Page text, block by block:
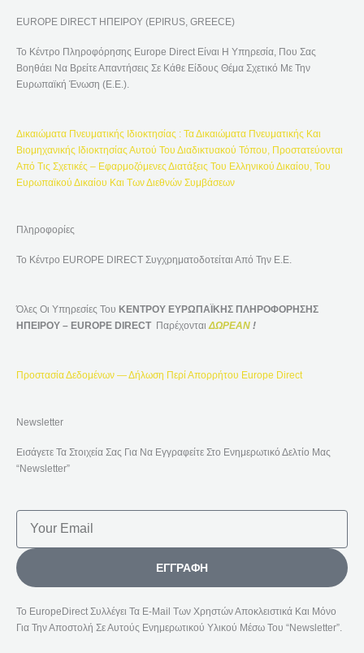
Τ
Σ
Η
Α
EUROPE DIRECT ΗΠΕΙΡΟΥ (EPIRUS, GREECE)
Το Κέντρο Πληροφόρησης Europe Direct Είναι Η Υπηρεσία, Που Σας
Βοηθάει Να Βρείτε Απαντήσεις Σε Κάθε Είδους Θέμα Σχετικό Με Την
Ευρωπαϊκή Ένωση (Ε.Ε.).
Δικαιώματα Πνευματικής Ιδιοκτησίας : Τα Δικαιώματα Πνευματικής Και
Βιομηχανικής Ιδιοκτησίας Αυτού Του Διαδικτυακού Τόπου, Προστατεύονται
Από Τις Σχετικές – Εφαρμοζόμενες Διατάξεις Του Ελληνικού Δικαίου, Του
Ευρωπαϊκού Δικαίου Και Των Διεθνών Συμβάσεων
Πληροφορίες
Το Κέντρο EUROPE DIRECT Συγχρηματοδοτείται Από Την Ε.Ε.
Όλες Οι Υπηρεσίες Του ΚΕΝΤΡΟΥ ΕΥΡΩΠΑΪΚΗΣ ΠΛΗΡΟΦΟΡΗΣΗΣ
ΗΠΕΙΡΟΥ – EUROPE DIRECT Παρέχονται ΔΩΡΕΑΝ !
Προστασία Δεδομένων — Δήλωση Περί Απορρήτου Europe Direct
Newsletter
Εισάγετε Τα Στοιχεία Σας Για Να Εγγραφείτε Στο Ενημερωτικό Δελτίο Μας
“Newsletter”
ΕΓΓΡΑΦΉ
Το EuropeDirect Συλλέγει Τα E-Mail Των Χρηστών Αποκλειστικά Και Μόνο
Για Την Αποστολή Σε Αυτούς Ενημερωτικού Υλικού Μέσω Του “Newsletter”.